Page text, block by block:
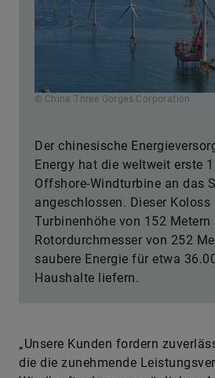
© China Three Gorges Corporation
Der chinesische
Energy hat die weltweit erste
Offshore-Windturbine an das
angeschlossen. Dieser Koloss
Turbinenhöhe von 152 Metern
Rotordurchmesser von 252
saubere Energie für etwa
Haushalte liefern.
„Unsere Kunden fordern
die die zunehmende